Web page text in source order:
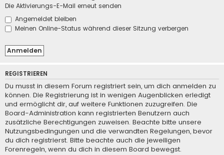
Die Aktivierungs-E-Mail erneut senden
Angemeldet bleiben
Meinen Online-Status während dieser Sitzung verbergen
REGISTRIEREN
Du musst in diesem Forum registriert sein, um dich anmelden zu
können. Die Registrierung ist in wenigen Augenblicken erledigt
und ermöglicht dir, auf weitere Funktionen zuzugreifen. Die
Board-Administration kann registrierten Benutzern auch
zusätzliche Berechtigungen zuweisen. Beachte bitte unsere
Nutzungsbedingungen und die verwandten Regelungen, bevor
du dich registrierst. Bitte beachte auch die jeweiligen
Forenregeln, wenn du dich in diesem Board bewegst.